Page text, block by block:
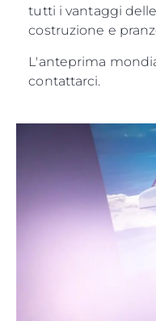
tutti i vantaggi
costruzione e
L'anteprima
contattarci.